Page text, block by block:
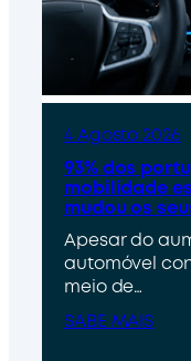
4 Agosto 2026
93% dos
mobilidade
mudou os
Apesar do
automóvel
meio de…
SABE MAIS